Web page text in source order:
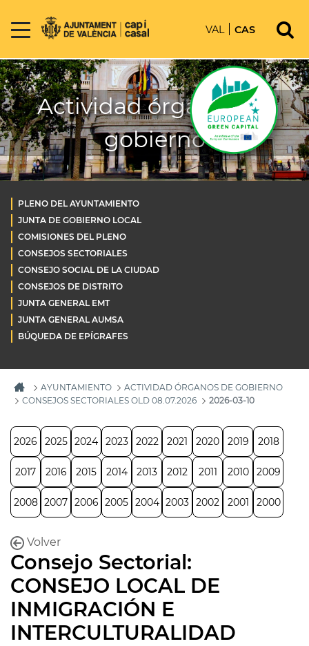
VAL CAS
Actividad órganos de
gobierno
PLENO DEL AYUNTAMIENTO
JUNTA DE GOBIERNO LOCAL
COMISIONES DEL PLENO
CONSEJOS SECTORIALES
CONSEJO SOCIAL DE LA CIUDAD
CONSEJOS DE DISTRITO
JUNTA GENERAL EMT
JUNTA GENERAL AUMSA
BÚQUEDA DE EPÍGRAFES
AYUNTAMIENTO
ACTIVIDAD ÓRGANOS DE GOBIERNO
CONSEJOS SECTORIALES OLD 08.07.2026
2026-03-10
2026 2025 2024 2023 2022 2021 2020 2019 2018
2017 2016 2015 2014 2013 2012 2011 2010 2009
2008 2007 2006 2005 2004 2003 2002 2001 2000
Volver
Consejo Sectorial:
CONSEJO LOCAL DE
INMIGRACIÓN E
INTERCULTURALIDAD